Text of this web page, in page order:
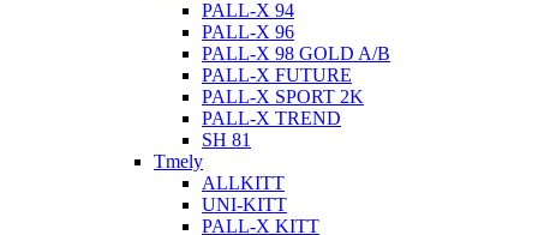
PALL-X 94
PALL-X 96
PALL-X 98 GOLD A/B
PALL-X FUTURE
PALL-X SPORT 2K
PALL-X TREND
SH 81
Tmely
ALLKITT
UNI-KITT
PALL-X KITT